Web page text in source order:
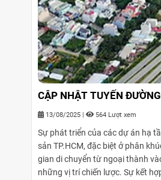
CẬP NHẬT TUYẾN
13/08/2025 | 564 Lượt xem
Sự phát triển của các dự án hạ
sản TP.HCM, đặc biệt ở phân
gian di chuyển từ ngoại thành
những vị trí chiến lược. Sự kết